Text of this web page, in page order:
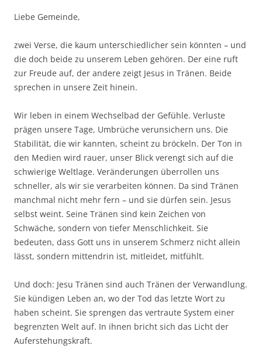
Liebe Gemeinde,
zwei Verse, die kaum unterschiedlicher sein könnten – und
die doch beide zu unserem Leben gehören. Der eine ruft
zur Freude auf, der andere zeigt Jesus in Tränen. Beide
sprechen in unsere Zeit hinein.
Wir leben in einem Wechselbad der Gefühle. Verluste
prägen unsere Tage, Umbrüche verunsichern uns. Die
Stabilität, die wir kannten, scheint zu bröckeln. Der Ton in
den Medien wird rauer, unser Blick verengt sich auf die
schwierige Weltlage. Veränderungen überrollen uns
schneller, als wir sie verarbeiten können. Da sind Tränen
manchmal nicht mehr fern – und sie dürfen sein. Jesus
selbst weint. Seine Tränen sind kein Zeichen von
Schwäche, sondern von tiefer Menschlichkeit. Sie
bedeuten, dass Gott uns in unserem Schmerz nicht allein
lässt, sondern mittendrin ist, mitleidet, mitfühlt.
Und doch: Jesu Tränen sind auch Tränen der Verwandlung.
Sie kündigen Leben an, wo der Tod das letzte Wort zu
haben scheint. Sie sprengen das vertraute System einer
begrenzten Welt auf. In ihnen bricht sich das Licht der
Auferstehungskraft.